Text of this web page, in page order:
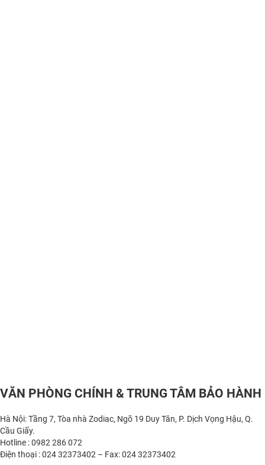
VĂN PHÒNG CHÍNH & TRUNG TÂM BẢO HÀNH
Hà Nội: Tầng 7, Tòa nhà Zodiac, Ngõ 19 Duy Tân, P. Dịch Vọng Hậu, Q.
Cầu Giấy.
Hotline : 0982 286 072
Điện thoại : 024 32373402 – Fax: 024 32373402